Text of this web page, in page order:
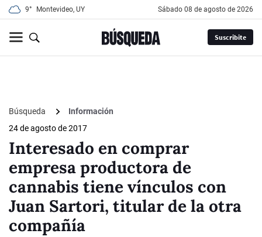
9° Montevideo, UY sábado 08 de agosto de 2026
Suscribite
Búsqueda
Información
24 de agosto de 2017
Interesado en comprar
empresa productora de
cannabis tiene vínculos con
Juan Sartori, titular de la otra
compañía